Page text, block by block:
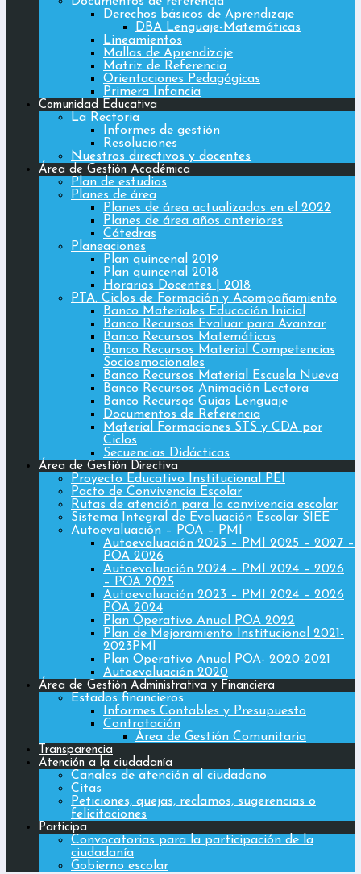
Derechos básicos de Aprendizaje
DBA Lenguaje-Matemáticas
Lineamientos
Mallas de Aprendizaje
Matriz de Referencia
Orientaciones Pedagógicas
Primera Infancia
Comunidad Educativa
La Rectoria
Informes de gestión
Resoluciones
Nuestros directivos y docentes
Área de Gestión Académica
Plan de estudios
Planes de área
Planes de área actualizadas en el 2022
Planes de área años anteriores
Cátedras
Planeaciones
Plan quincenal 2019
Plan quincenal 2018
Horarios Docentes | 2018
PTA. Ciclos de Formación y Acompañamiento
Banco Materiales Educación Inicial
Banco Recursos Evaluar para Avanzar
Banco Recursos Matemáticas
Banco Recursos Material Competencias
Socioemocionales
Banco Recursos Material Escuela Nueva
Banco Recursos Animación Lectora
Banco Recursos Guías Lenguaje
Documentos de Referencia
Material Formaciones STS y CDA por
Ciclos
Secuencias Didácticas
Área de Gestión Directiva
Proyecto Educativo Institucional PEI
Pacto de Convivencia Escolar
Rutas de atención para la convivencia escolar
Sistema Integral de Evaluación Escolar SIEE
Autoevaluación – POA – PMI
Autoevaluación 2025 – PMI 2025 – 2027 –
POA 2026
Autoevaluación 2024 – PMI 2024 – 2026
– POA 2025
Autoevaluación 2023 – PMI 2024 – 2026
POA 2024
Plan Operativo Anual POA 2022
Plan de Mejoramiento Institucional 2021-
2023PMI
Plan Operativo Anual POA- 2020-2021
Autoevaluación 2020
Área de Gestión Administrativa y Financiera
Estados financieros
Informes Contables y Presupuesto
Contratación
Área de Gestión Comunitaria
Transparencia
Atención a la ciudadanía
Canales de atención al ciudadano
Citas
Peticiones, quejas, reclamos, sugerencias o
felicitaciones
Participa
Convocatorias para la participación de la
ciudadanía
Gobierno escolar